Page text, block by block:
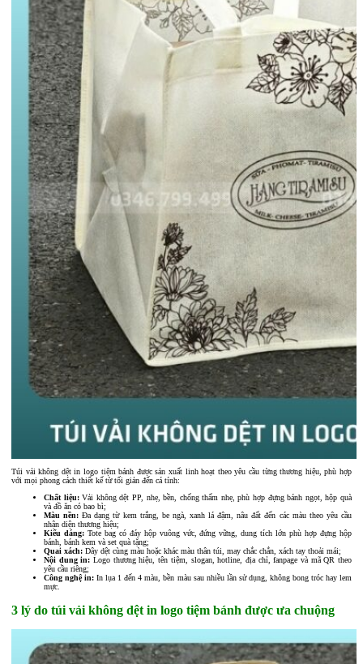
Túi vải không dệt in logo tiệm bánh được sản xuất linh hoạt theo yêu cầu từng thương hiệu, phù hợp
với mọi phong cách thiết kế từ tối giản đến cá tính:
Chất liệu:Vải không dệt PP, nhẹ, bền, chống thấm nhẹ, phù hợp đựng bánh ngọt, hộp quà
và đồ ăn có bao bì;
Màu nền: Đa dạng từ kem trắng, be ngà, xanh lá đậm, nâu đất đến các màu theo yêu cầu
nhận diện thương hiệu;
Kiểu dáng:Tote bag có đáy hộp vuông vức, đứng vững, dung tích lớn phù hợp đựng hộp
bánh, bánh kem và set quà tặng;
Quai xách: Dây dệt cùng màu hoặc khác màu thân túi, may chắc chắn, xách tay thoải mái;
Nội dung in: Logo thương hiệu, tên tiệm, slogan, hotline, địa chỉ, fanpage và mã QR theo
yêu cầu riêng;
Công nghệ in: In lụa 1 đến 4 màu, bền màu sau nhiều lần sử dụng, không bong tróc hay lem
mực.
3 lý do túi vải không dệt in logo tiệm bánh được ưa chuộng